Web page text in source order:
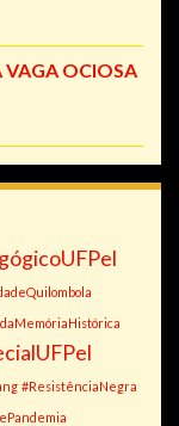
VAGA OCIOSA
#ResistênciaNegra